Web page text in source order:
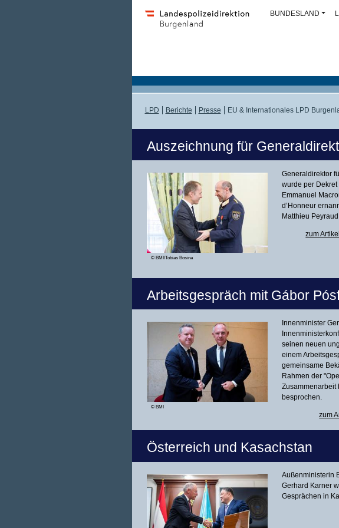
BUNDESLAND
LPD Berichte Presse EU & Internationales LPD
Auszeichnung für
© BMI/Tobias Bosina
Generaldirektor
wurde per
Emmanuel
d’Honneur
Matthieu
zum
Arbeitsgespräch mit Gábor
© BMI
Innenminister
seinen neuen
einem
gemeinsame
Rahmen der
Zusammenarbeit
besprochen.
zum
Österreich und Kasachstan
Außenministerin
Gerhard Karner
Gesprächen in